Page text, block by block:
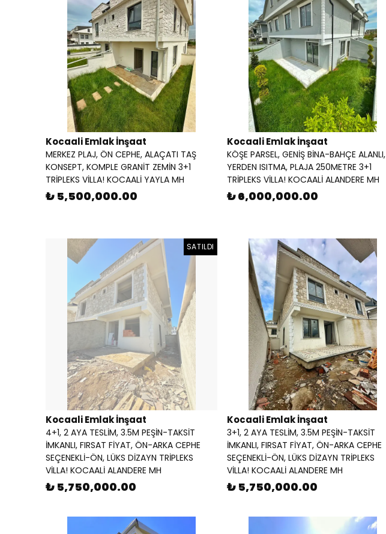
Kocaali Emlak İnşaat
MERKEZ PLAJ, ÖN CEPHE, ALAÇATI TAŞ
KONSEPT, KOMPLE GRANİT ZEMİN 3+1
TRİPLEKS VİLLA! KOCAALİ YAYLA MH
₺ 5,500,000.00
Kocaali Emlak İnşaat
KÖŞE PARSEL, GENİŞ BİNA-BAHÇE ALANLI,
YERDEN ISITMA, PLAJA 250METRE 3+1
TRİPLEKS VİLLA! KOCAALİ ALANDERE MH
₺ 6,000,000.00
SATILDI
Kocaali Emlak İnşaat
4+1, 2 AYA TESLİM, 3.5M PEŞİN-TAKSİT
İMKANLI, FIRSAT FİYAT, ÖN-ARKA CEPHE
SEÇENEKLİ-ÖN, LÜKS DİZAYN TRİPLEKS
VİLLA! KOCAALİ ALANDERE MH
₺ 5,750,000.00
Kocaali Emlak İnşaat
3+1, 2 AYA TESLİM, 3.5M PEŞİN-TAKSİT
İMKANLI, FIRSAT FİYAT, ÖN-ARKA CEPHE
SEÇENEKLİ-ÖN, LÜKS DİZAYN TRİPLEKS
VİLLA! KOCAALİ ALANDERE MH
₺ 5,750,000.00